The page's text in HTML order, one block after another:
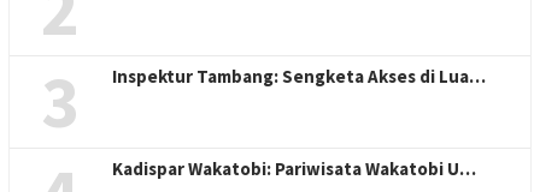
3 Inspektur Tambang: Sengketa Akses di Lua…
Kadispar Wakatobi: Pariwisata Wakatobi U…